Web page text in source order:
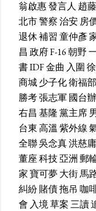
翁啟惠發言人 趙
北市警察治安房
退休補習童仲彥
昌 政府F-16朝野
書IDF金曲 入圍
商城少子化衛福部
勝考張志軍國台辦
右昌 基隆黨主席
台東高溫 紫外線
全聯吳念真洪慈庸
董座科技亞洲郵
家寶可夢大街馬
糾紛賭債拖吊 咖
會 入境草案三讀